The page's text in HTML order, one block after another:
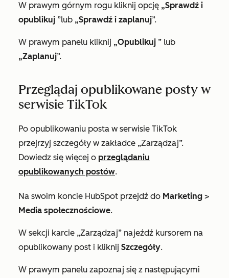
W prawym górnym rogu kliknij opcję „Sprawdź i
opublikuj ”lub „Sprawdź i zaplanuj”.
W prawym panelu kliknij „Opublikuj ” lub
„Zaplanuj”.
Przeglądaj opublikowane posty w
serwisie TikTok
Po opublikowaniu posta w serwisie TikTok
przejrzyj szczegóły w zakładce „Zarządzaj”.
Dowiedz się więcej o przeglądaniu
opublikowanych postów.
Na swoim koncie HubSpot przejdź do Marketing >
Media społecznościowe.
W sekcji karcie „Zarządzaj” najeźdź kursorem na
opublikowany post i kliknij Szczegóły.
W prawym panelu zapoznaj się z następującymi